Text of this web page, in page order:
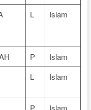
L Islam
P
Islam
L Islam
P Islam